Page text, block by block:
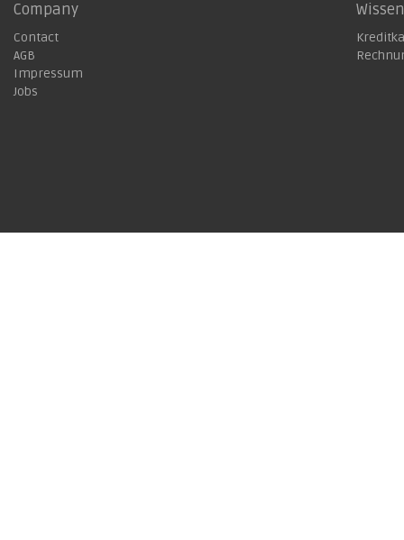
Company
Contact
AGB
Impressum
Jobs
Wissen